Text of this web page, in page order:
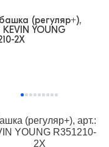
(регуляр+), арт.:
YOUNG R351210-
2X